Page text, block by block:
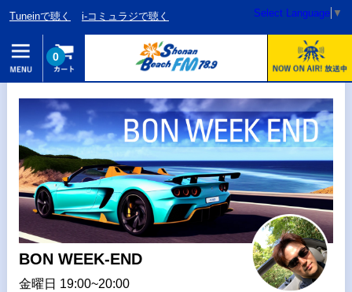
Tuneinで聴く i-コミュラジで聴く Select Language ▼
0
BON WEEK‐END
金曜日 19:00~20:00